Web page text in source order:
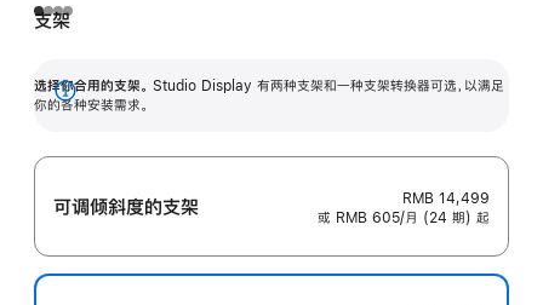
支架
选择你合用的支架。 Studio Display 有两种支架和一种支架转换器可选，以满足
你的各种安装需求。
展
可调倾斜度的支架
RMB 14,499
或 RMB 605/月 (24 期) 起